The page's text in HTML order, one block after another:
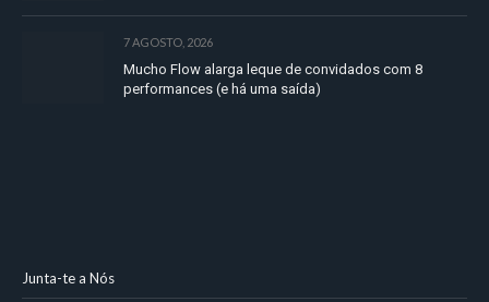
7 AGOSTO, 2026
Mucho Flow alarga leque de convidados com 8
performances (e há uma saída)
Junta-te a Nós